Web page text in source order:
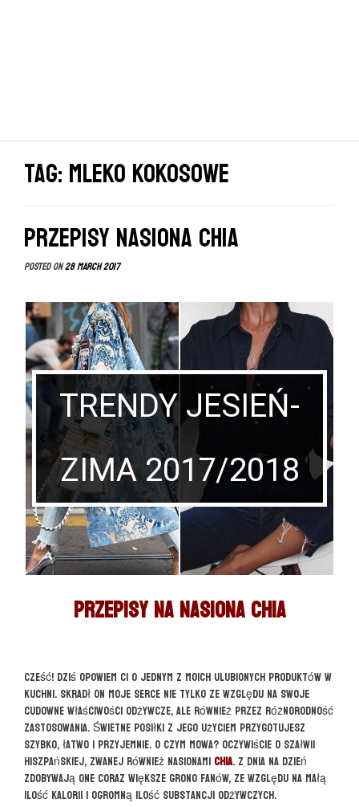
Tag: mleko kokosowe
Przepisy nasiona chia
Posted on28 March 2017
TRENDY JESIEŃ-
ZIMA 2017/2018
Przepisy na nasiona CHIA
Cześć! Dziś opowiem Ci o jednym z moich ulubionych produktów w
kuchni. Skradł on moje serce nie tylko ze względu na swoje
cudowne właściwości odżywcze, ale również przez różnorodność
zastosowania. Świetne posiłki z jego użyciem przygotujesz
szybko, łatwo i przyjemnie. O czym mowa? Oczywiście o szałwii
hiszpańskiej, zwanej również nasionami chia. Z dnia na dzień
zdobywają one coraz większe grono fanów, ze względu na małą
ilość kalorii i ogromną ilość substancji odżywczych.